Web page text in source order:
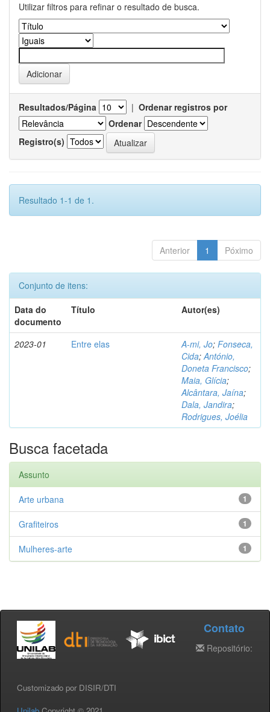
Utilizar filtros para refinar o resultado de busca.
Resultados/Página | Ordenar registros por
Ordenar
Registro(s)
Resultado 1-1 de 1.
Anterior 1 Póximo
Conjunto de itens:
Data do
documento
Título Autor(es)
2023-01 Entre elas A-mi, Jo; Fonseca,
Cida;António,
Doneta Francisco;
Maia, Glícia;
Alcântara, Jaína;
Dala, Jandira;
Rodrigues, Joélia
Busca facetada
Assunto
1
Arte urbana
1
Grafiteiros
1
Mulheres-arte
Customizado por DISIR/DTI
Contato
Repositório: